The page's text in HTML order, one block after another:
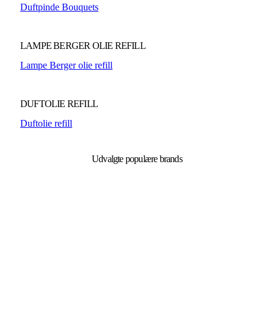
Duftpinde Bouquets
LAMPE BERGER OLIE REFILL
Lampe Berger olie refill
DUFTOLIE REFILL
Duftolie refill
Udvalgte populære brands